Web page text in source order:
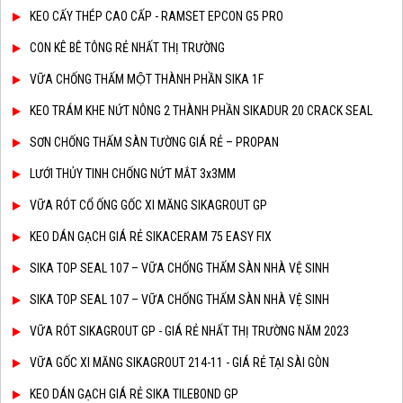
KEO CẤY THÉP CAO CẤP - RAMSET EPCON G5 PRO
CON KÊ BÊ TÔNG RẺ NHẤT THỊ TRƯỜNG
VỮA CHỐNG THẤM MỘT THÀNH PHẦN SIKA 1F
KEO TRÁM KHE NỨT NÔNG 2 THÀNH PHẦN SIKADUR 20 CRACK SEAL
SƠN CHỐNG THẤM SÀN TƯỜNG GIÁ RẺ – PROPAN
LƯỚI THỦY TINH CHỐNG NỨT MẮT 3x3MM
VỮA RÓT CỔ ỐNG GỐC XI MĂNG SIKAGROUT GP
KEO DÁN GẠCH GIÁ RẺ SIKACERAM 75 EASY FIX
SIKA TOP SEAL 107 – VỮA CHỐNG THẤM SÀN NHÀ VỆ SINH
SIKA TOP SEAL 107 – VỮA CHỐNG THẤM SÀN NHÀ VỆ SINH
VỮA RÓT SIKAGROUT GP - GIÁ RẺ NHẤT THỊ TRƯỜNG NĂM 2023
VỮA GỐC XI MĂNG SIKAGROUT 214-11 - GIÁ RẺ TẠI SÀI GÒN
KEO DÁN GẠCH GIÁ RẺ SIKA TILEBOND GP